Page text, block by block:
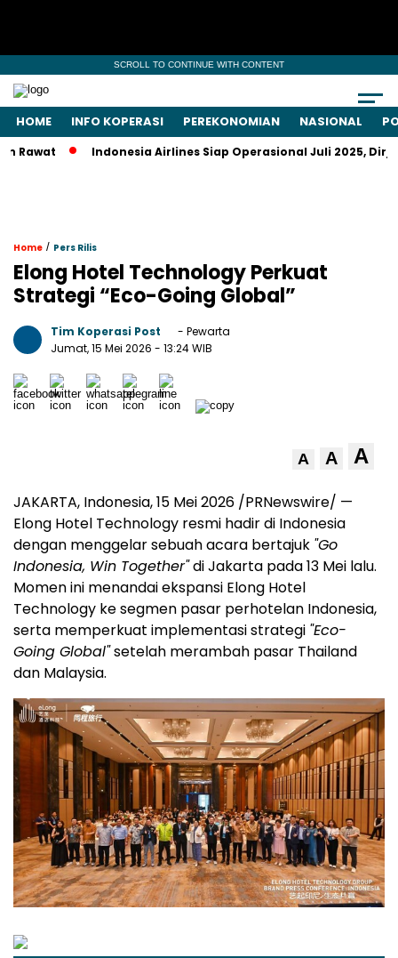
SCROLL TO CONTINUE WITH CONTENT
HOME INFO KOPERASI PEREKONOMIAN NASIONAL
Indonesia Airlines Siap Operasional Juli 2025, Dirjen
Home / Pers Rilis
Elong Hotel Technology Perkuat
Strategi “Eco-Going Global”
Tim Koperasi Post
- Pewarta
Jumat, 15 Mei 2026 - 13:24 WIB
A A A
JAKARTA, Indonesia, 15 Mei 2026 /PRNewswire/ —
Elong Hotel Technology resmi hadir di Indonesia
dengan menggelar sebuah acara bertajuk "Go
Indonesia, Win Together"di Jakarta pada 13 Mei lalu.
Momen ini menandai ekspansi Elong Hotel
Technology ke segmen pasar perhotelan Indonesia,
serta memperkuat implementasi strategi "Eco-
Going Global"setelah merambah pasar Thailand
dan Malaysia.